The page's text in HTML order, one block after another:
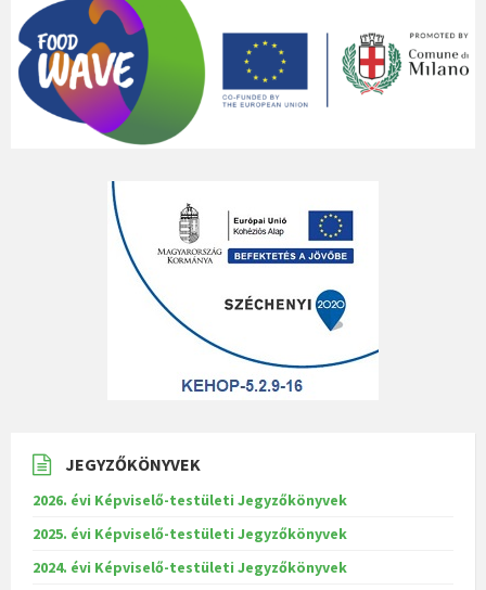
JEGYZŐKÖNYVEK
2026. évi Képviselő-testületi Jegyzőkönyvek
2025. évi Képviselő-testületi Jegyzőkönyvek
2024. évi Képviselő-testületi Jegyzőkönyvek